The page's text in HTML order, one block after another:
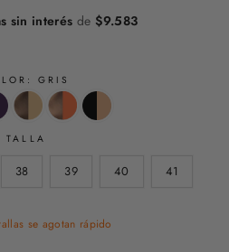
sin interés de $9.583
GRIS
TALLA
38 39 40 41
se agotan rápido